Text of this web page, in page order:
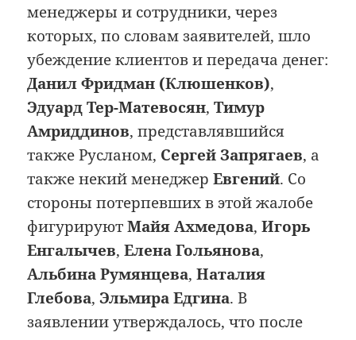
менеджеры и сотрудники, через
которых, по словам заявителей, шло
убеждение клиентов и передача денег:
Данил Фридман (Клюшенков),
Эдуард Тер-Матевосян,Тимур
Амриддинов, представлявшийся
также Русланом, Сергей Запрягаев, а
также некий менеджерЕвгений. Со
стороны потерпевших в этой жалобе
фигурируютМайя Ахмедова,Игорь
Енгалычев,Елена Гольянова,
Альбина Румянцева,Наталия
Глебова,Эльмира Едгина. В
заявлении утверждалось, что после